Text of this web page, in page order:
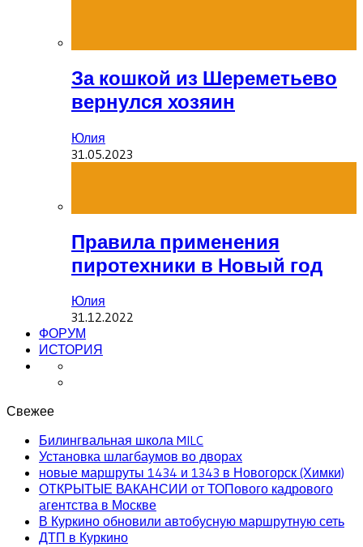
За кошкой из Шереметьево
вернулся хозяин
Юлия
31.05.2023
Правила применения
пиротехники в Новый год
Юлия
31.12.2022
ФОРУМ
ИСТОРИЯ
Свежее
Билингвальная школа MILC
Установка шлагбаумов во дворах
новые маршруты 1434 и 1343 в Новогорск (Химки)
ОТКРЫТЫЕ ВАКАНСИИ от ТОПового кадрового
агентства в Москве
В Куркино обновили автобусную маршрутную сеть
ДТП в Куркино